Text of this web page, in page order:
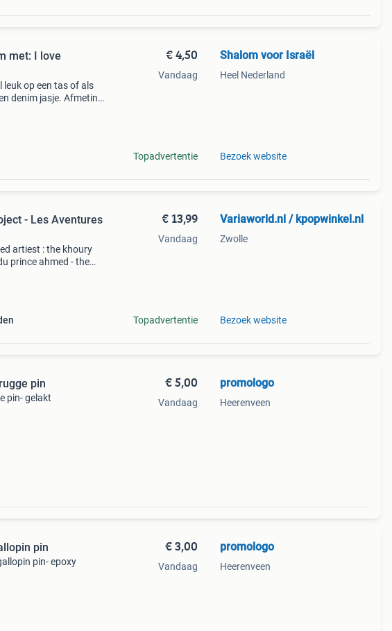
met: I love
leuk op een tas of als
denim jasje. Afmeting
€ 4,50
Vandaag
Topadvertentie
Shalom voor Israël
Heel Nederland
Bezoek website
- Les Aventures
artiest : the khoury
prince ahmed - the
€ 13,99
Vandaag
Topadvertentie
Variaworld.nl / kpopwinkel.nl
Zwolle
Bezoek website
pin
pin- gelakt
€ 5,00
Vandaag
promologo
Heerenveen
pin
pin- epoxy
€ 3,00
Vandaag
promologo
Heerenveen